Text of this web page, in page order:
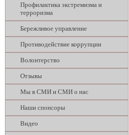
Профилактика экстремизма и
терроризма
Бережливое управление
Противодействие коррупции
Волонтерство
Отзывы
Мы в СМИ и СМИ о нас
Наши спонсоры
Видео